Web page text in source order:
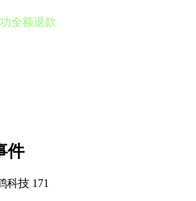
全额退款
件
科技 171